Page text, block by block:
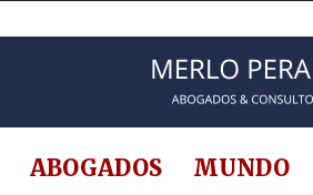
ABOGADOS MUNDO